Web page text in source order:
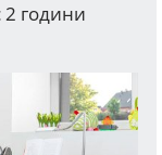
години